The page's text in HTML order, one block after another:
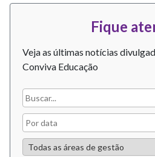
Fique
Veja as últimas notícias
Conviva Educação